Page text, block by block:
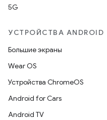
5G
УСТРОЙСТВА ANDROID
Большие экраны
Wear OS
Устройства ChromeOS
Android for Cars
Android TV